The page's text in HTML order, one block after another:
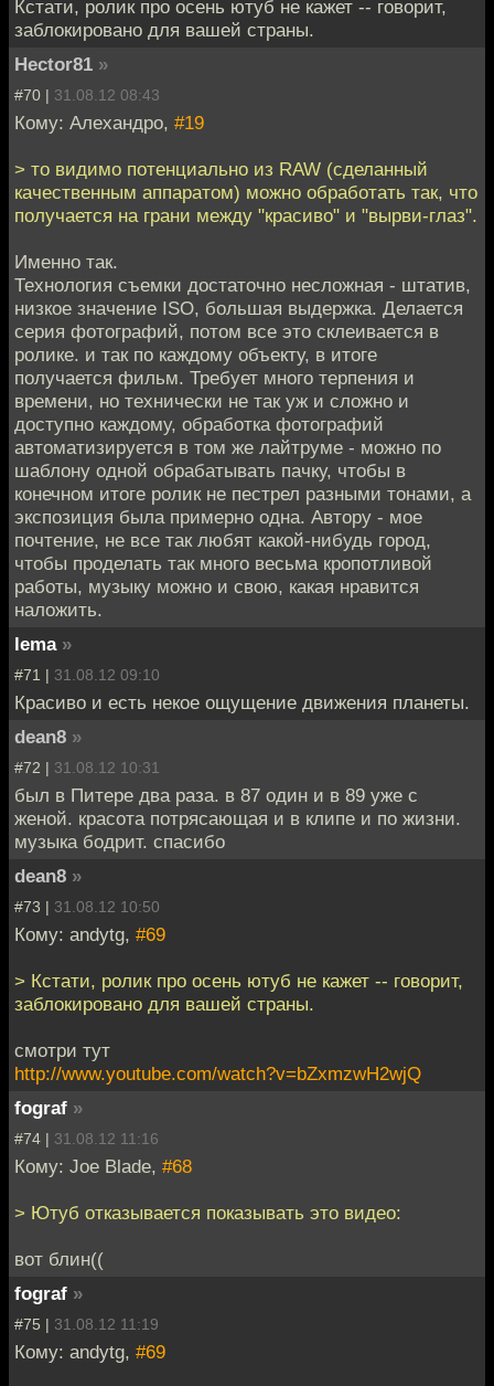
Кстати, ролик про осень ютуб не кажет -- говорит,
заблокировано для вашей страны.
Hector81 »
#70 | 31.08.12 08:43
Кому: Алехандро, #19
> то видимо потенциально из RAW (сделанный
качественным аппаратом) можно обработать так, что
получается на грани между "красиво" и "вырви-глаз".
Именно так.
Технология съемки достаточно несложная - штатив,
низкое значение ISO, большая выдержка. Делается
серия фотографий, потом все это склеивается в
ролике. и так по каждому объекту, в итоге
получается фильм. Требует много терпения и
времени, но технически не так уж и сложно и
доступно каждому, обработка фотографий
автоматизируется в том же лайтруме - можно по
шаблону одной обрабатывать пачку, чтобы в
конечном итоге ролик не пестрел разными тонами, а
экспозиция была примерно одна. Автору - мое
почтение, не все так любят какой-нибудь город,
чтобы проделать так много весьма кропотливой
работы, музыку можно и свою, какая нравится
наложить.
lema »
#71 | 31.08.12 09:10
Красиво и есть некое ощущение движения планеты.
dean8 »
#72 | 31.08.12 10:31
был в Питере два раза. в 87 один и в 89 уже с
женой. красота потрясающая и в клипе и по жизни.
музыка бодрит. спасибо
dean8 »
#73 | 31.08.12 10:50
Кому: andytg, #69
> Кстати, ролик про осень ютуб не кажет -- говорит,
заблокировано для вашей страны.
смотри тут
http://www.youtube.com/watch?v=bZxmzwH2wjQ
fograf »
#74 | 31.08.12 11:16
Кому: Joe Blade, #68
> Ютуб отказывается показывать это видео:
вот блин((
fograf »
#75 | 31.08.12 11:19
Кому: andytg, #69